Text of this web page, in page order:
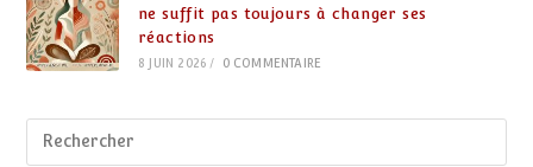
ne suffit pas toujours à changer ses
réactions
8 JUIN 2026 / 0 COMMENTAIRE